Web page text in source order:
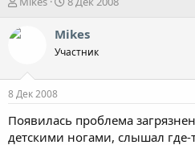
т
е
м
ы
т
н
л
Mikes
Участник
8 Дек 2008
Появилась проблема
детскими ногами, слышал